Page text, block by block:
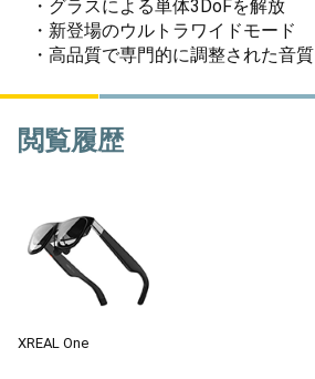
・グラスによる単体3DoFを解放
・新登場のウルトラワイドモード
・高品質で専門的に調整された音質
閲覧履歴
XREAL One